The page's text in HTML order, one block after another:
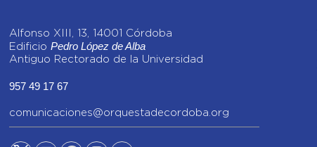
Alfonso XIII, 13, 14001 Córdoba
Edificio Pedro López de Alba
Antiguo Rectorado de la Universidad
957 49 17 67
comunicaciones@orquestadecordoba.org